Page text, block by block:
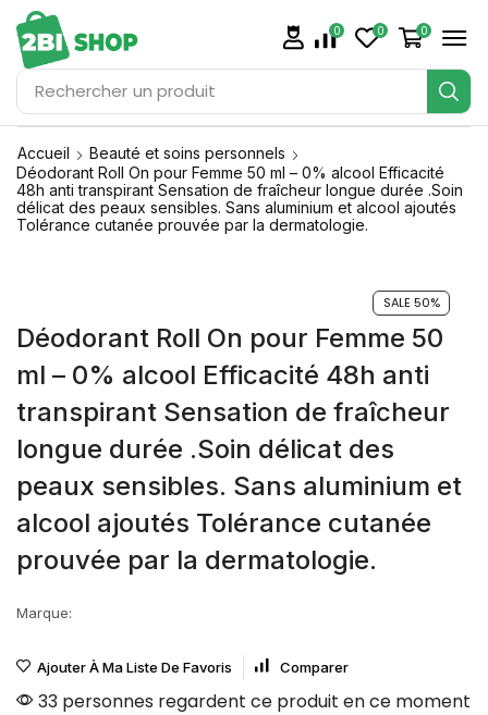
Rechercher un produit
0 0 0
Accueil
Beauté et soins personnels
Déodorant Roll On pour Femme 50 ml – 0% alcool Efficacité
48h anti transpirant Sensation de fraîcheur longue durée .Soin
délicat des peaux sensibles. Sans aluminium et alcool ajoutés
Tolérance cutanée prouvée par la dermatologie.
SALE 50%
Déodorant Roll On pour Femme 50
ml – 0% alcool Efficacité 48h anti
transpirant Sensation de fraîcheur
longue durée .Soin délicat des
peaux sensibles. Sans aluminium et
alcool ajoutés Tolérance cutanée
prouvée par la dermatologie.
Marque:
Ajouter À Ma Liste De Favoris Comparer
33 personnes regardent ce produit en ce moment